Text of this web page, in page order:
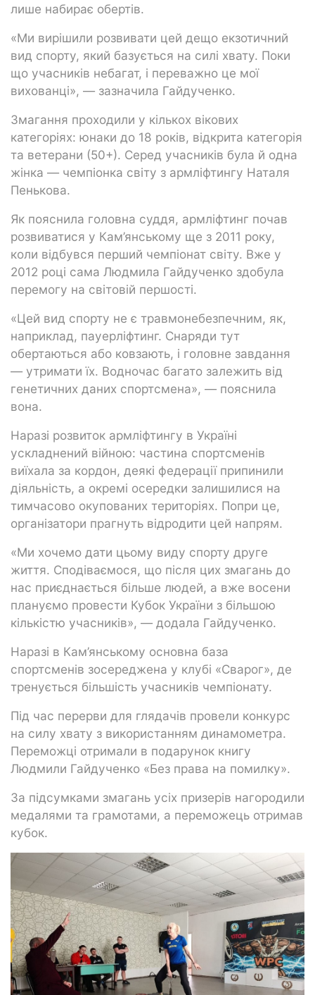
лише набирає обертів.
«Ми вирішили розвивати цей дещо екзотичний
вид спорту, який базується на силі хвату. Поки
що учасників небагат, і переважно це мої
вихованці», — зазначила Гайдученко.
Змагання проходили у кількох вікових
категоріях: юнаки до 18 років, відкрита категорія
та ветерани (50+). Серед учасників була й одна
жінка — чемпіонка світу з армліфтингу Наталя
Пенькова.
Як пояснила головна суддя, армліфтинг почав
розвиватися у Кам’янському ще з 2011 року,
коли відбувся перший чемпіонат світу. Вже у
2012 році сама Людмила Гайдученко здобула
перемогу на світовій першості.
«Цей вид спорту не є травмонебезпечним, як,
наприклад, пауерліфтинг. Снаряди тут
обертаються або ковзають, і головне завдання
— утримати їх. Водночас багато залежить від
генетичних даних спортсмена», — пояснила
вона.
Наразі розвиток армліфтингу в Україні
ускладнений війною: частина спортсменів
виїхала за кордон, деякі федерації припинили
діяльність, а окремі осередки залишилися на
тимчасово окупованих територіях. Попри це,
організатори прагнуть відродити цей напрям.
«Ми хочемо дати цьому виду спорту друге
життя. Сподіваємося, що після цих змагань до
нас приєднається більше людей, а вже восени
плануємо провести Кубок України з більшою
кількістю учасників», — додала Гайдученко.
Наразі в Кам’янському основна база
спортсменів зосереджена у клубі «Сварог», де
тренується більшість учасників чемпіонату.
Під час перерви для глядачів провели конкурс
на силу хвату з використанням динамометра.
Переможці отримали в подарунок книгу
Людмили Гайдученко «Без права на помилку».
За підсумками змагань усіх призерів нагородили
медалями та грамотами, а переможець отримав
кубок.